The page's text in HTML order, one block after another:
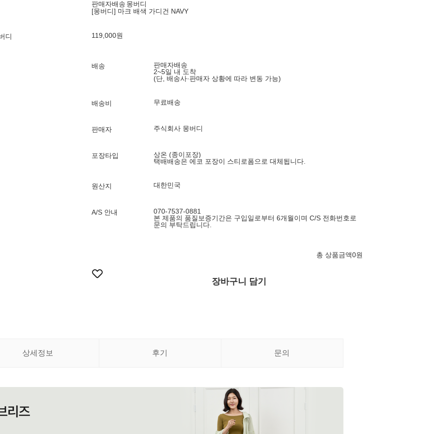
디
판매자배송 몽버디
[몽버디] 마크 배색 가디건 NAVY
119,000원
배송
판매자배송
2~5일 내 도착
(단, 배송사·판매자 상황에 따라 변동 가능)
배송비 무료배송
판매자 주식회사 몽버디
포장타입
상온 (종이포장)
택배배송은 에코 포장이 스티로폼으로 대체됩니다.
원산지 대한민국
A/S 안내
070-7537-0881
본 제품의 품질보증기간은 구입일로부터 6개월이며 C/S 전화번호로
문의 부탁드립니다.
총 상품금액0원
장바구니 담기
상세정보 후기 문의